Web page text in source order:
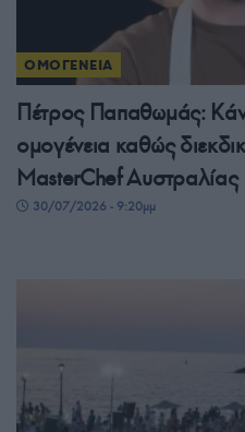
ΟΜΟΓΕΝΕΙΑ
Πέτρος Παπαθωμάς:
ομογένεια καθώς
MasterChef Αυστραλίας
30/07/2026 - 9:20μμ